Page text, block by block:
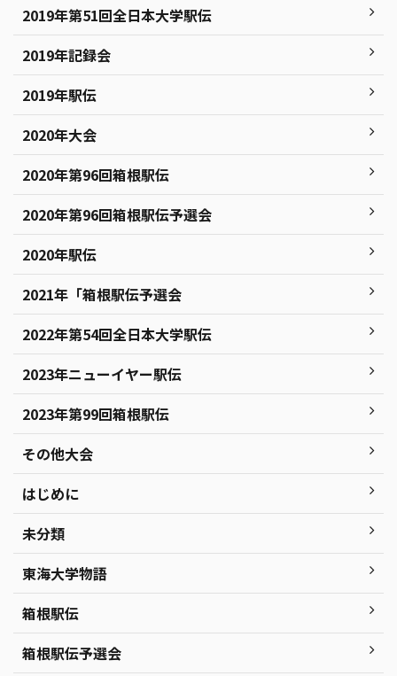
2019年第51回全日本大学駅伝
2019年記録会
2019年駅伝
2020年大会
2020年第96回箱根駅伝
2020年第96回箱根駅伝予選会
2020年駅伝
2021年「箱根駅伝予選会
2022年第54回全日本大学駅伝
2023年ニューイヤー駅伝
2023年第99回箱根駅伝
その他大会
はじめに
未分類
東海大学物語
箱根駅伝
箱根駅伝予選会